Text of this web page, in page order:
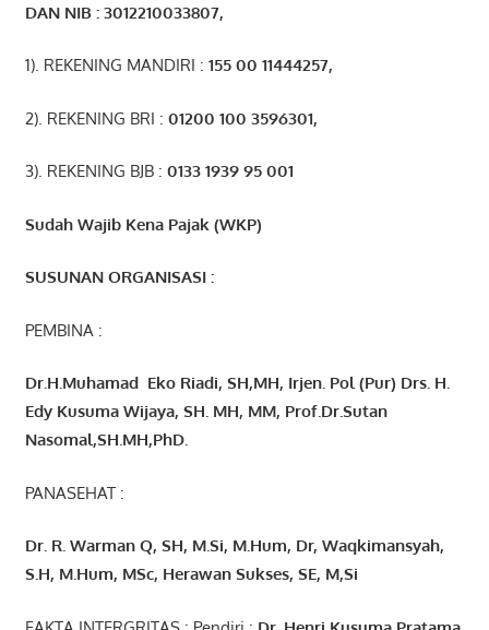
DAN NIB :3012210033807,
1). REKENING MANDIRI : 155 00 11444257,
2). REKENING BRI : 01200 100 3596301,
3). REKENING BJB : 0133 1939 95 001
Sudah Wajib Kena Pajak (WKP)
SUSUNAN ORGANISASI :
PEMBINA :
Dr.H.Muhamad Eko Riadi, SH,MH, Irjen. Pol (Pur) Drs. H.
Edy Kusuma Wijaya, SH. MH, MM, Prof.Dr.Sutan
Nasomal,SH.MH,PhD.
PANASEHAT :
Dr. R. Warman Q, SH, M.Si, M.Hum, Dr, Waqkimansyah,
S.H, M.Hum, MSc, Herawan Sukses, SE, M,Si